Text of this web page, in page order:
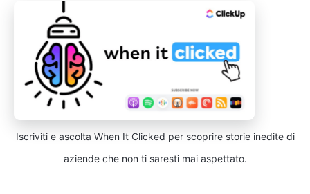
Iscriviti e ascolta When It Clicked per scoprire storie inedite di
aziende che non ti saresti mai aspettato.